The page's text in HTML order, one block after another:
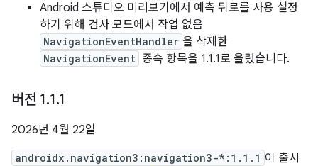
Android 스튜디오 미리보기에서 예측 뒤로를 사용 설정
하기 위해 검사 모드에서 작업 없음
NavigationEventHandler 을 삭제한
NavigationEvent 종속 항목을 1.1.1로 올렸습니다.
버전 1.1.1
2026년 4월 22일
androidx.navigation3:navigation3-*:1.1.1 이 출시